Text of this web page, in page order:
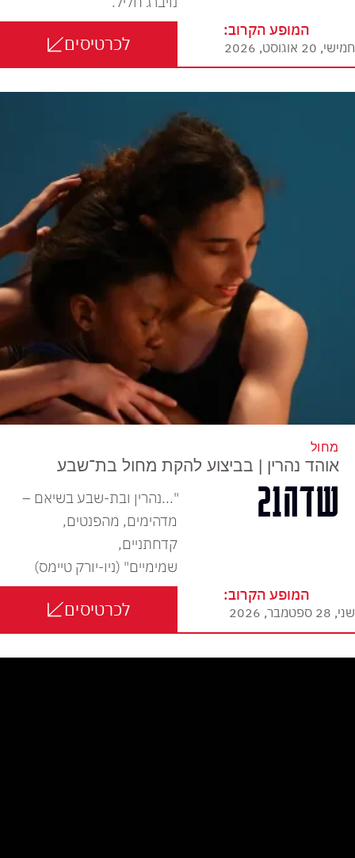
המופע הקרוב:
חמישי, 20 אוגוסט, 2026 לכרטיסים
מחול
אוהד נהרין | בביצוע להקת מחול בת־שבע
שדה21
"...נהרין ובת-שבע בשיאם –
מדהימים, מהפנטים,
קדחתניים,
שמימיים" (ניו-יורק טיימס)
המופע הקרוב:
שני, 28 ספטמבר, 2026 לכרטיסים